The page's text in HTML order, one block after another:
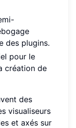
des plugins.
pour le
création de
des
visualiseurs
et axés sur